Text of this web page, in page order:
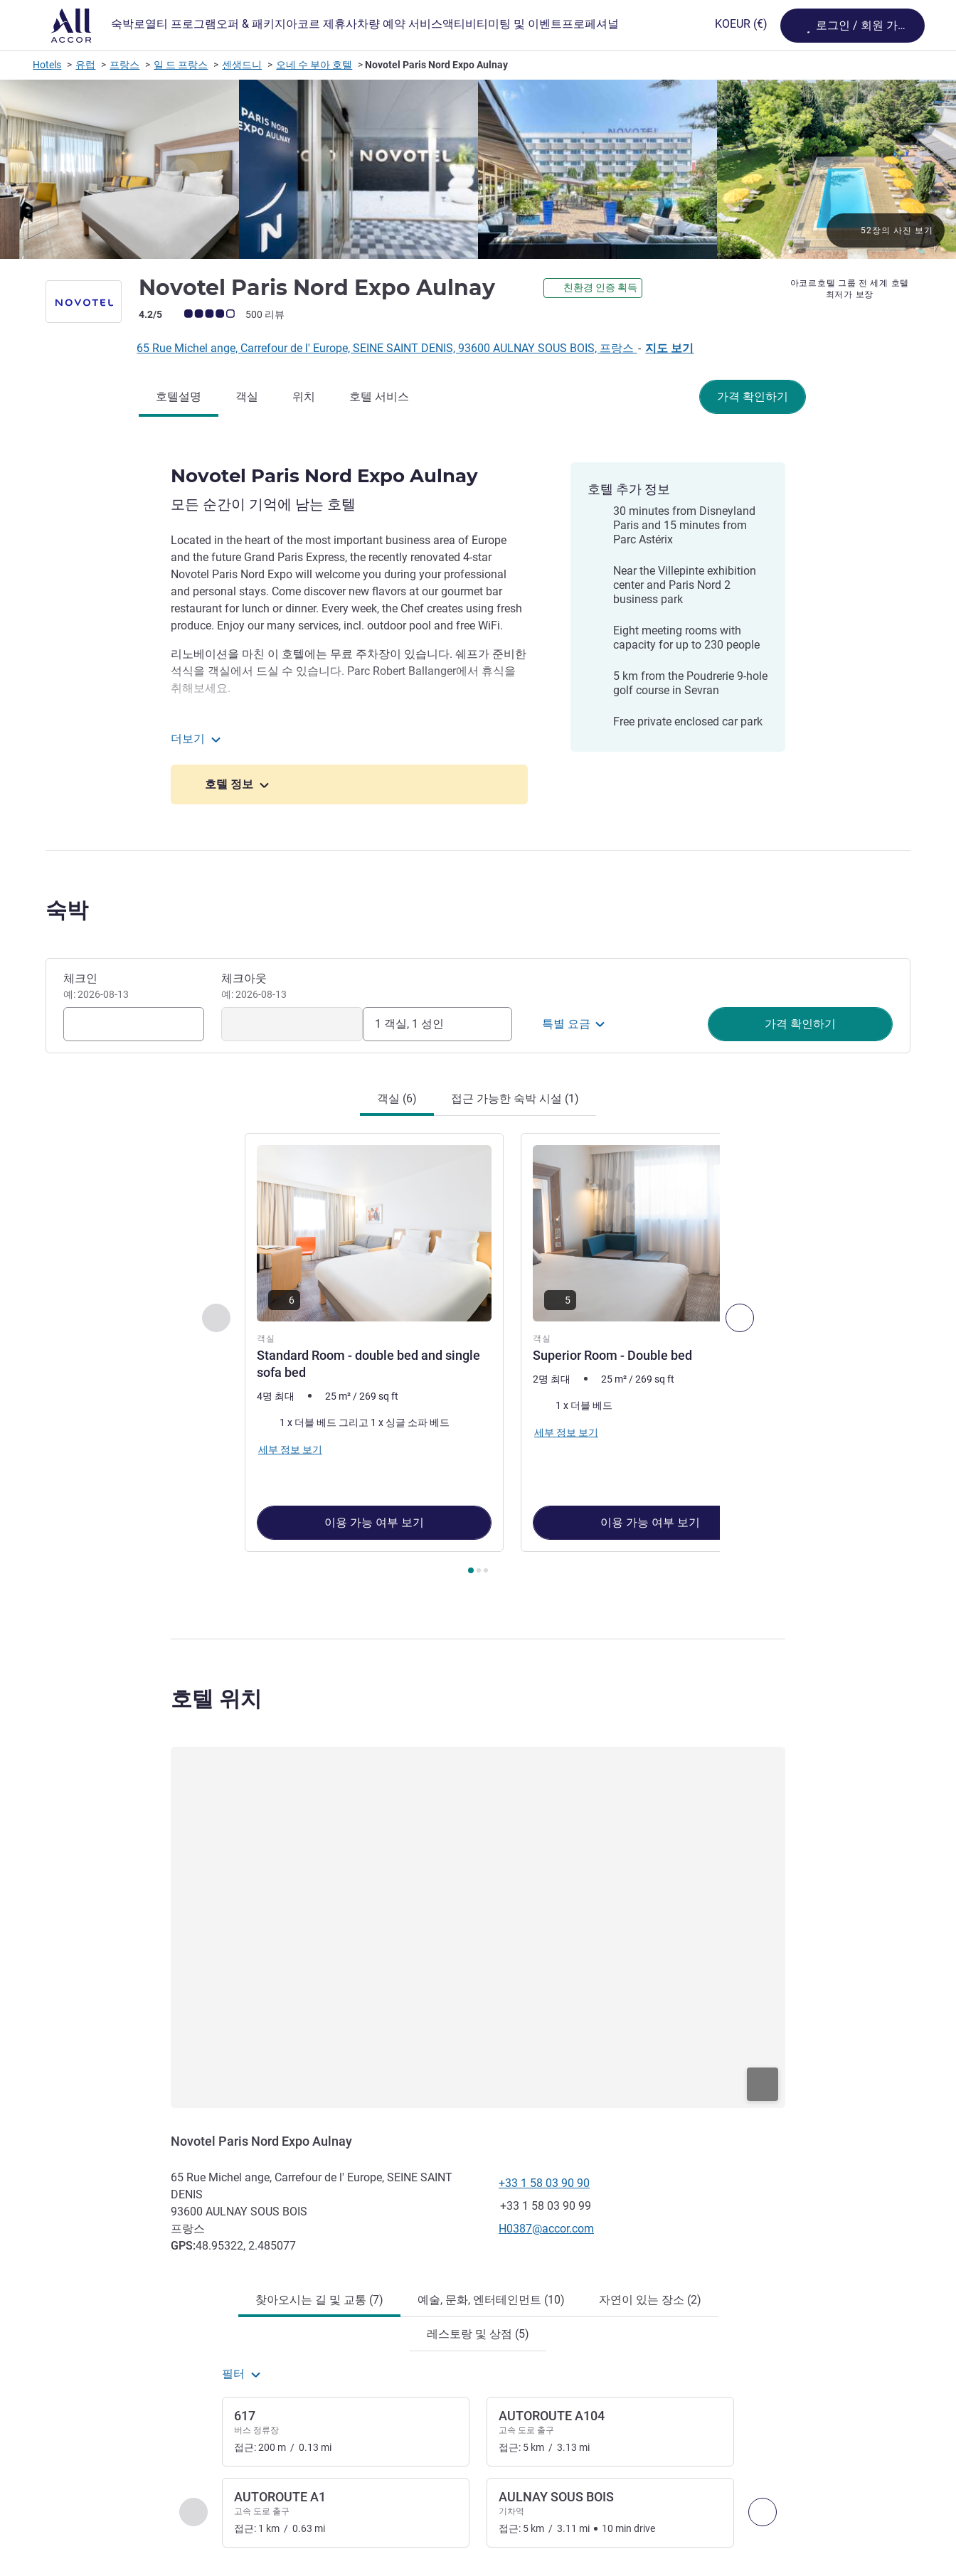
숙박로열티 프로그램 오퍼 & 패키지아코르 제휴사차량 예약 서비스액티비티미팅 및 이벤트 프로페셔널 KOEUR (€) Loading...
로그인 / 회원 가입
Hotels 유럽 프랑스 일 드 프랑스 센생드니 오네 수 부아 호텔 Novotel Paris Nord Expo Aulnay
Novotel Paris Nord Expo Aulnay 친환경 인증 획득
고객 평점 (ALL 평가)
4.2/5 500 리뷰
아코르호텔 그룹 전 세계 호텔
최저가 보장
52장의 사진 보기
65 Rue Michel ange, Carrefour de l' Europe, SEINE SAINT DENIS, 93600 AULNAY SOUS BOIS, 프랑스 - 지도 보기
가격 확인하기
호텔설명 객실 위치 호텔 서비스
Novotel Paris Nord Expo Aulnay
모든 순간이 기억에 남는 호텔
Located in the heart of the most important business area of Europe
and the future Grand Paris Express, the recently renovated 4-star
Novotel Paris Nord Expo will welcome you during your professional
and personal stays. Come discover new flavors at our gourmet bar
restaurant for lunch or dinner. Every week, the Chef creates using fresh
produce. Enjoy our many services, incl. outdoor pool and free WiFi.
리노베이션을 마친 이 호텔에는 무료 주차장이 있습니다. 쉐프가 준비한
석식을 객실에서 드실 수 있습니다. Parc Robert Ballanger에서 휴식을
취해보세요.
골 공항에서 차로 10분 거리에 있는 Novotel Aulnay는 언제나 편안한 휴
빌팽트와 르 부르제 사이에 위치한 노보텔 파리 노르 엑스포는 넉넉하
고 친절한 서비스로 여러분을 맞이할 것입니다. 피트니스 센터, 수영장
더보기
호텔 정보
호텔 추가 정보
30 minutes from Disneyland
Paris and 15 minutes from
Parc Astérix
Near the Villepinte exhibition
center and Paris Nord 2
business park
Eight meeting rooms with
capacity for up to 230 people
5 km from the Poudrerie 9-hole
golf course in Sevran
Free private enclosed car park
숙박
이 호텔 예약하기
체크인
예: 2026-08-13
체크아웃
예: 2026-08-13
1 객실, 1 성인 특별 요금 가격 확인하기
객실 (6) 접근 가능한 숙박 시설 (1)
이전 - 객실 다음 - 객실
객실
Standard Room - double bed and single
sofa bed
6
4명 최대 25 m² /269 sq ft
1 x 더블 베드 그리고 1 x 싱글 소파 베드
세부 정보 보기
이용 가능 여부 보기
객실
Superior Room - Double bed
세부 정보 보기
5
2명 최대 25 m² /269 sq ft
1 x 더블 베드
세부 정보 보기
이용 가능 여부 보기
호텔 위치
Novotel Paris Nord Expo Aulnay
65 Rue Michel ange, Carrefour de l' Europe, SEINE SAINT
DENIS
93600 AULNAY SOUS BOIS
프랑스
GPS:48.95322, 2.485077
전화
+33 1 58 03 90 90
팩스
+33 1 58 03 90 99
E-mail
H0387@accor.com
찾아오시는 길 및 교통 (7) 예술, 문화, 엔터테인먼트 (10) 자연이 있는 장소 (2)
레스토랑 및 상점 (5)
필터
이전 - 찾아오시는 길 및 교통 다음 - 찾아오시는 길 및 교통
617
버스 정류장
접근:200 m / 0.13 mi
AUTOROUTE A1
고속 도로 출구
접근: 1 km / 0.63 mi
AUTOROUTE A104
고속 도로 출구
접근: 5 km / 3.13 mi
AULNAY SOUS BOIS
기차역
접근: 5 km / 3.11 mi 10 min drive